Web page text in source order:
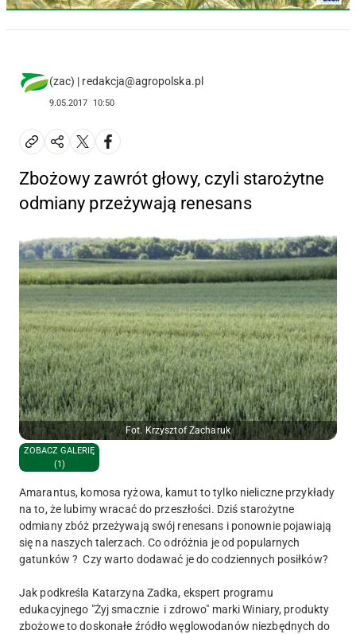
(zac) | redakcja@agropolska.pl
9.05.2017 10:50
Zbożowy zawrót głowy, czyli starożytne
odmiany przeżywają renesans
Fot. Krzysztof Zacharuk
ZOBACZ GALERIĘ
(1)
Amarantus, komosa ryżowa, kamut to tylko nieliczne przykłady
na to, że lubimy wracać do przeszłości. Dziś starożytne
odmiany zbóż przeżywają swój renesans i ponownie pojawiają
się na naszych talerzach. Co odróżnia je od popularnych
gatunków ? Czy warto dodawać je do codziennych posiłków?
Jak podkreśla Katarzyna Zadka, ekspert programu
edukacyjnego "Żyj smacznie i zdrowo" marki Winiary, produkty
zbożowe to doskonałe źródło węglowodanów niezbędnych do